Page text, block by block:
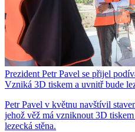
Prezident Petr Pavel se přijel
Vzniká 3D tiskem a uvnitř bude
Petr Pavel v květnu navštívil
jehož věž má vzniknout 3D
lezecká stěna.